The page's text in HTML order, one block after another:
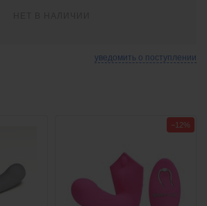
уведомить о поступлении
−12%